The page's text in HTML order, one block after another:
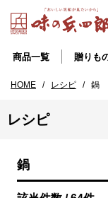
商品一覧 贈りも
HOME / レシピ / 鍋
レシピ
鍋